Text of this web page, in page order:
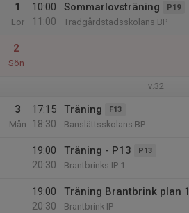
1
Lör
10:00
11:00
Sommarlovsträning P19
Trädgårdstadsskolans BP
2
Sön
v.32
3
Mån
17:15
18:30
Träning F13
Banslättsskolans BP
19:00
20:30
Träning - P13 P13
Brantbrinks IP 1
19:00
20:30
Träning Brantbrink plan 1
Brantbrink IP